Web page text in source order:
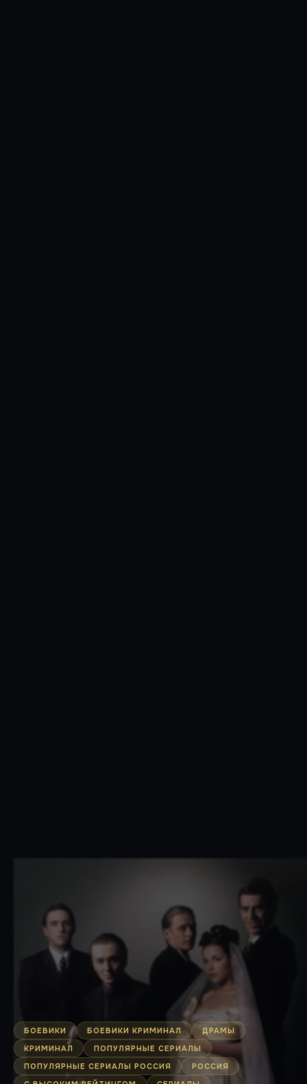
БОЕВИКИ БОЕВИКИ КРИМИНАЛ
ДРАМЫ
КРИМИНАЛ
ПОПУЛЯРНЫЕ СЕРИАЛЫ
ПОПУЛЯРНЫЕ СЕРИАЛЫ РОССИЯ
РОССИЯ